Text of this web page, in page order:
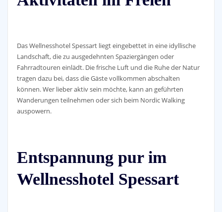
Das Wellnesshotel Spessart liegt eingebettet in eine idyllische
Landschaft, die zu ausgedehnten Spaziergängen oder
Fahrradtouren einlädt. Die frische Luft und die Ruhe der Natur
tragen dazu bei, dass die Gäste vollkommen abschalten
können. Wer lieber aktiv sein möchte, kann an geführten
Wanderungen teilnehmen oder sich beim Nordic Walking
auspowern.
Entspannung pur im
Wellnesshotel Spessart